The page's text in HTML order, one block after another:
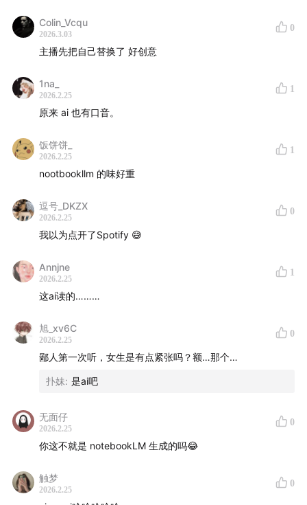
Colin_Vcqu
2026.3.03
0
主播先把自己替换了 好创意
1na_
2026.2.25
1
原来 ai 也有口音。
饭饼饼_
2026.2.25
1
nootbookllm 的味好重
逗号_DKZX
2026.2.25
0
我以为点开了Spotify 😅
Annjne
2026.2.25
1
这ai读的………
旭_xv6C
2026.2.25
0
鄙人第一次听，女生是有点紧张吗？额…那个…
扑妹: 是ai吧
无面仔
2026.2.25
0
你这不就是 notebookLM 生成的吗😂
触梦
2026.2.25
0